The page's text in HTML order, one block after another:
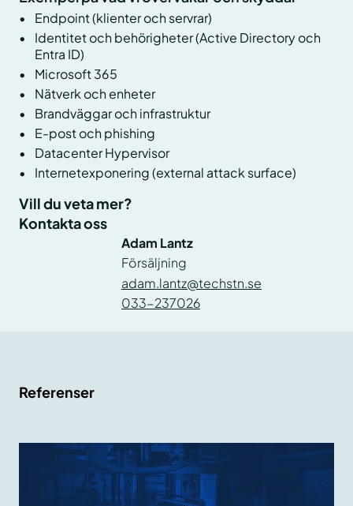
Endpoint (klienter och servrar)
Identitet och behörigheter (Active Directory och
Entra ID)
Microsoft 365
Nätverk och enheter
Brandväggar och infrastruktur
E-post och phishing
Datacenter Hypervisor
Internetexponering (external attack surface)
Vill du veta mer?
Kontakta oss
Adam Lantz
Försäljning
adam.lantz@techstn.se
033-237026
Referenser